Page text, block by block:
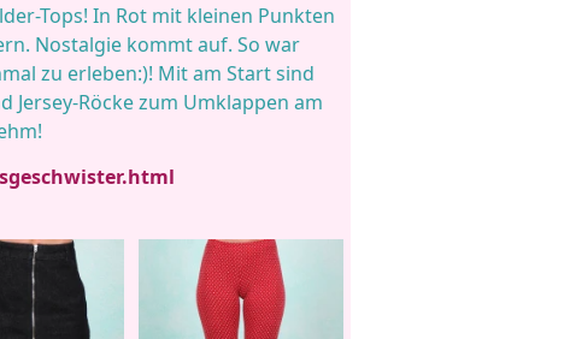
Tops! In Rot mit kleinen Punkten
Nostalgie kommt auf. So war
zu erleben:)! Mit am Start sind
Röcke zum Umklappen am